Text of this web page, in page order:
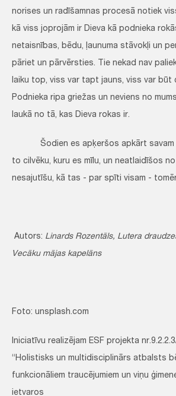
norises un radīšamnas procesā notiek
kā viss joprojām ir Dieva kā podnieka
netaisnības, bēdu, ļaunuma stāvokļi un
pāriet un pārvērsties. Tie nekad nav
laiku top, viss var tapt jauns, viss var būt
Podnieka ripa griežas un neviens no
laukā no tā, kas Dieva rokas ir.
Šodien es apķeršos apkārt savam
to cilvēku, kuru es mīlu, un neatlaidīšos
nesajutīšu, kā tas - par spīti visam -
Autors: Linards Rozentāls, Lutera
Vecāku mājas kapelāns
Foto: unsplash.com
Iniciatīvu realizējam ESF projekta
“Holistisks un multidisciplinārs atbalsts
funkcionāliem traucējumiem un viņu
ietvaros